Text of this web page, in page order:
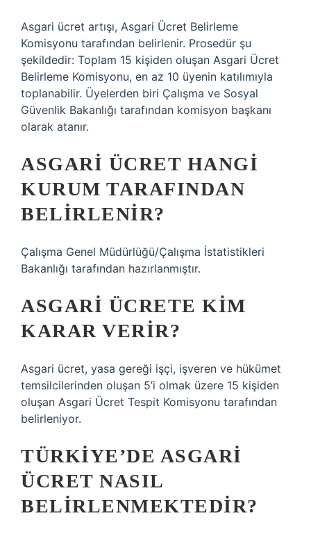
Asgari ücret artışı, Asgari Ücret Belirleme
Komisyonu tarafından belirlenir. Prosedür şu
şekildedir: Toplam 15 kişiden oluşan Asgari Ücret
Belirleme Komisyonu, en az 10 üyenin katılımıyla
toplanabilir. Üyelerden biri Çalışma ve Sosyal
Güvenlik Bakanlığı tarafından komisyon başkanı
olarak atanır.
ASGARI ÜCRET HANGI
KURUM TARAFINDAN
BELIRLENIR?
Çalışma Genel Müdürlüğü/Çalışma İstatistikleri
Bakanlığı tarafından hazırlanmıştır.
ASGARI ÜCRETE KIM
KARAR VERIR?
Asgari ücret, yasa gereği işçi, işveren ve hükümet
temsilcilerinden oluşan 5’i olmak üzere 15 kişiden
oluşan Asgari Ücret Tespit Komisyonu tarafından
belirleniyor.
TÜRKIYE’DE ASGARI
ÜCRET NASIL
BELIRLENMEKTEDIR?